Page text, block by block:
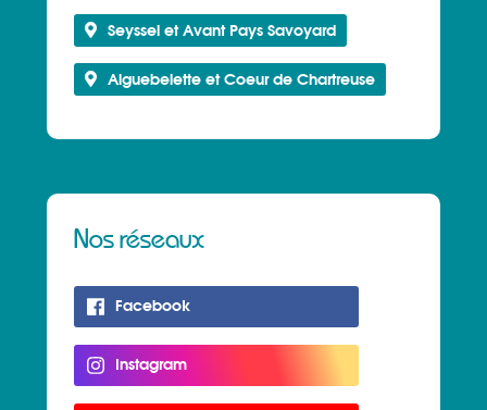
Seyssel et Avant Pays Savoyard
Aiguebelette et Coeur de Chartreuse
Nos réseaux
Facebook
Instagram